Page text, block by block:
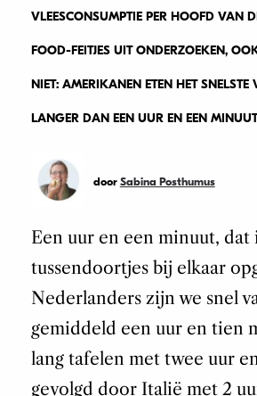
VLEESCONSUMPTIE PER HOOFD VAN
FOOD-FEITJES UIT ONDERZOEKEN,
NIET: AMERIKANEN ETEN HET
LANGER DAN EEN UUR EN EEN
door Sabina Posthumus
Een uur en een minuut,
tussendoortjes bij elkaar
Nederlanders zijn we snel
gemiddeld een uur en tien
lang tafelen met twee uur
gevolgd door Italië met 2